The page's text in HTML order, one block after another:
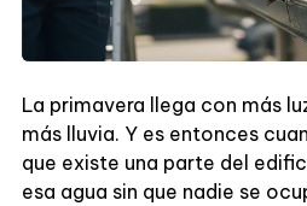
La primavera llega con más
más lluvia. Y es entonces
que existe una parte del
esa agua sin que nadie se